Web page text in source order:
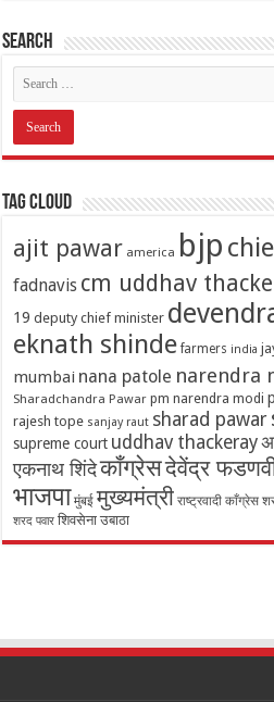
Search
Tag Cloud
ajit pawar america bjp
fadnavis cm uddhav
19 deputy chief minister
eknath shinde farmers india
mumbai nana patole narendra
Sharadchandra Pawar pm narendra modi
rajesh tope sanjay raut sharad pawar
supreme court uddhav thackeray
एकनाथ शिंदेकाँग्रेसदेवेंद्र
भाजपा मुंबई मुख्यमंत्री राष्ट्रवादी काँग्रेस
शरद पवार शिवसेना उबाठा